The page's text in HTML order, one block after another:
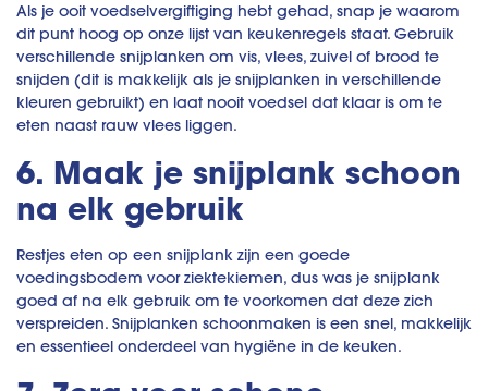
Als je ooit voedselvergiftiging hebt gehad, snap je waarom
dit punt hoog op onze lijst van keukenregels staat. Gebruik
verschillende snijplanken om vis, vlees, zuivel of brood te
snijden (dit is makkelijk als je snijplanken in verschillende
kleuren gebruikt) en laat nooit voedsel dat klaar is om te
eten naast rauw vlees liggen.
6. Maak je snijplank schoon
na elk gebruik
Restjes eten op een snijplank zijn een goede
voedingsbodem voor ziektekiemen, dus was je snijplank
goed af na elk gebruik om te voorkomen dat deze zich
verspreiden. Snijplanken schoonmaken is een snel, makkelijk
en essentieel onderdeel van hygiëne in de keuken.